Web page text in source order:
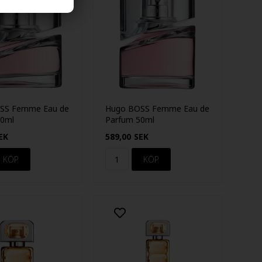
Femme Eau de
Hugo BOSS Femme Eau de
Parfum 50ml
589,00 SEK